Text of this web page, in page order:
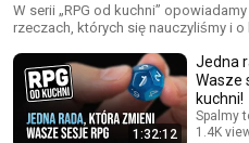
W serii „RPG od kuchni”
rzeczach, których się nauczyliśmy i o
1:32:12
Jedna
Wasze
kuchni!
Spalmy
1.4K